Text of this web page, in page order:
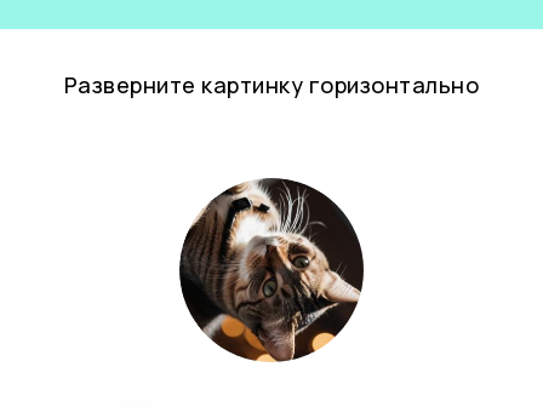
Разверните картинку горизонтально